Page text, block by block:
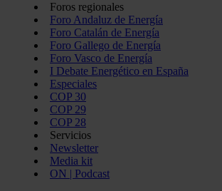
Foros regionales
Foro Andaluz de Energía
Foro Catalán de Energía
Foro Gallego de Energía
Foro Vasco de Energía
I Debate Energético en España
Especiales
COP 30
COP 29
COP 28
Servicios
Newsletter
Media kit
ON | Podcast